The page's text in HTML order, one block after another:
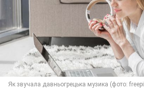
Як звучала давньогрецька музика (фото: